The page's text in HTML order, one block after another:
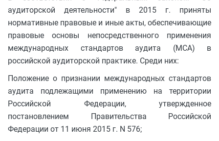
аудиторской деятельности" в 2015 г. приняты
нормативные правовые и иные акты, обеспечивающие
правовые основы непосредственного применения
международных стандартов аудита (МСА) в
российской аудиторской практике. Среди них:
Положение о признании международных стандартов
аудита подлежащими применению на территории
Российской Федерации, утвержденное
постановлением Правительства Российской
Федерации от 11 июня 2015 г. N 576;